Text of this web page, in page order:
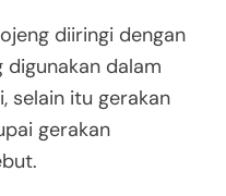
diiringi dengan
digunakan dalam
selain itu gerakan
gerakan